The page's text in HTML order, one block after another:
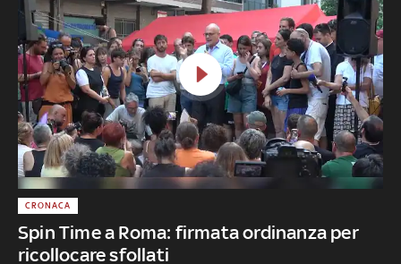
Spin Time a Roma: firmata ordinanza per
ricollocare sfollati
CRONACA